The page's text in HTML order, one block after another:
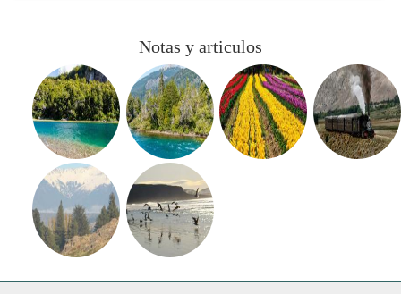
Notas y articulos